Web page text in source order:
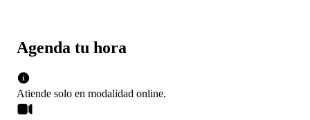
Agenda tu hora
Atiende solo en modalidad online.